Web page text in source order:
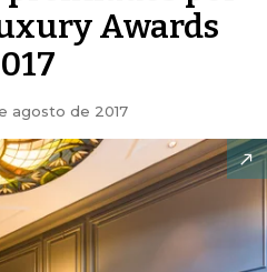
Awards
agosto de 2017